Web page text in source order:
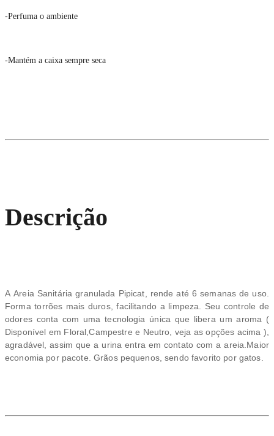
-Perfuma o ambiente
-Mantém a caixa sempre seca
Descrição
A Areia Sanitária granulada Pipicat, rende até 6 semanas de uso.
Forma torrões mais duros, facilitando a limpeza. Seu controle de
odores conta com uma tecnologia única que libera um aroma (
Disponível em Floral,Campestre e Neutro, veja as opções acima ),
agradável, assim que a urina entra em contato com a areia.Maior
economia por pacote. Grãos pequenos, sendo favorito por gatos.